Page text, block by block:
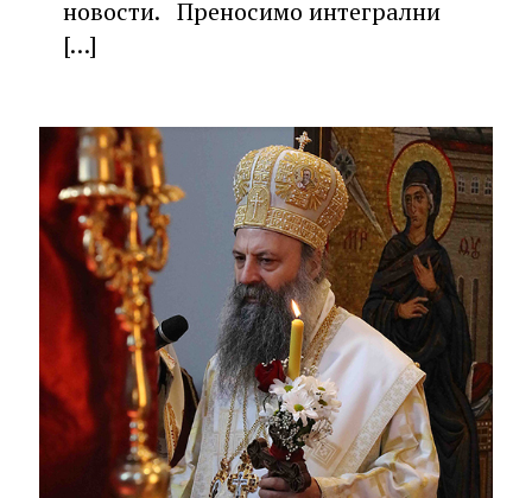
новости. Преносимо интегрални
[…]